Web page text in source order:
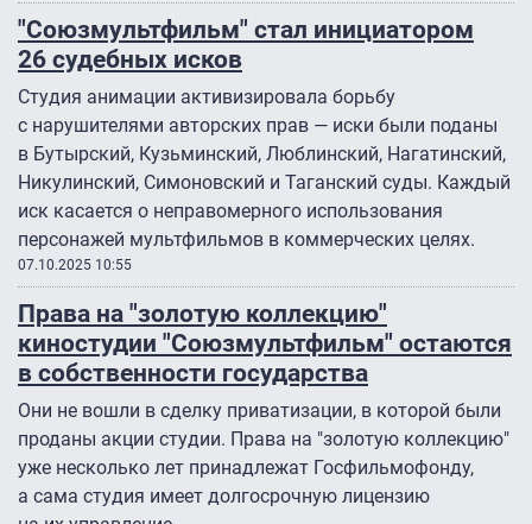
"Союзмультфильм" стал инициатором
26 судебных исков
Студия анимации активизировала борьбу
с нарушителями авторских прав — иски были поданы
в Бутырский, Кузьминский, Люблинский, Нагатинский,
Никулинский, Симоновский и Таганский суды. Каждый
иск касается о неправомерного использования
персонажей мультфильмов в коммерческих целях.
07.10.2025 10:55
Права на "золотую коллекцию"
киностудии "Союзмультфильм" остаются
в собственности государства
Они не вошли в сделку приватизации, в которой были
проданы акции студии. Права на "золотую коллекцию"
уже несколько лет принадлежат Госфильмофонду,
а сама студия имеет долгосрочную лицензию